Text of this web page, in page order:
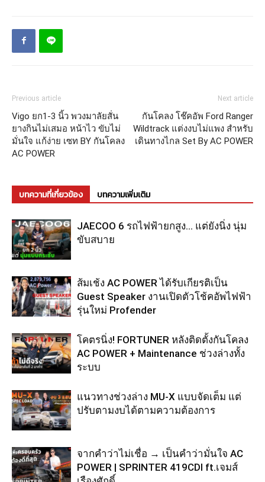
Previous article
Vigo ยก1-3 นิ้ว พวงมาลัยสั่น
ยางกินไม่เสมอ หน้าไว ขับไม่
มั่นใจ แก้ง่าย เซท BY กันโคลง
AC POWER
Next article
กันโคลง โช๊คอัพ Ford Ranger
Wildtrack แต่งงบไม่แพง สำหรับ
เดินทางไกล Set By AC POWER
บทความที่เกี่ยวข้อง บทความเพิ่มเติม
JAECOO 6 รถไฟฟ้ายกสูง… แต่ยังนิ่ง นุ่ม
ขับสบาย
ส้มเช้ง AC POWER ได้รับเกียรติเป็น
Guest Speaker งานเปิดตัวโช้คอัพไฟฟ้า
รุ่นใหม่ Profender
โคตรนิ่ง! FORTUNER หลังติดตั้งกันโคลง
AC POWER + Maintenance ช่วงล่างทั้ง
ระบบ
แนวทางช่วงล่าง MU-X แบบจัดเต็ม แต่
ปรับตามงบได้ตามความต้องการ
จากคำว่าไม่เชื่อ → เป็นคำว่ามั่นใจ AC
POWER | SPRINTER 419CDI ft.เจมส์